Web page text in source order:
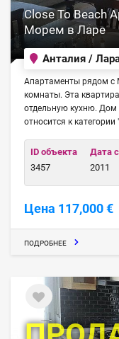
Close To Beach
Морем в Ларе
Анталия /
Апартаменты рядом с
комнаты. Эта
отдельную кухню. Дом
относится к
ID объекта
3457
Дата
2011
Цена 117,000 €
ПОДРОБНЕЕ